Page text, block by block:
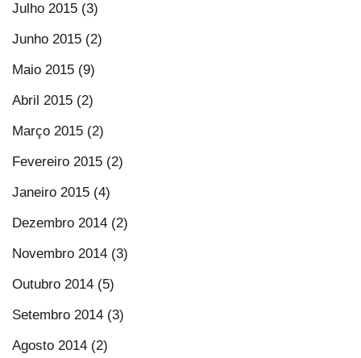
Julho 2015 (3)
Junho 2015 (2)
Maio 2015 (9)
Abril 2015 (2)
Março 2015 (2)
Fevereiro 2015 (2)
Janeiro 2015 (4)
Dezembro 2014 (2)
Novembro 2014 (3)
Outubro 2014 (5)
Setembro 2014 (3)
Agosto 2014 (2)